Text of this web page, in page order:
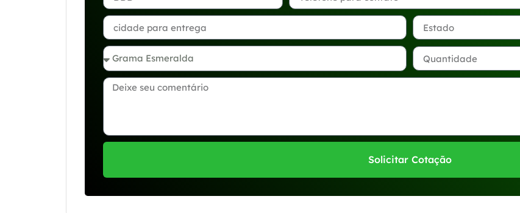
Solicitar Cotação